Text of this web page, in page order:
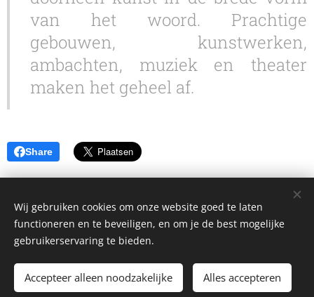
van het woord. Prachtige
gebouwen, kunstwerken,
ambachten, muziek en theater
maken het geheel af.
Share
J.V.S
Copyright © 2020Atelier Vermeule n.All rights reserved.
Designed by D-PROJECT Cookies
Wij gebruiken cookies om onze website goed te laten
functioneren en te beveiligen, en om je de best mogelijke
gebruikerservaring te bieden.
Accepteer alleen noodzakelijke Alles accepteren